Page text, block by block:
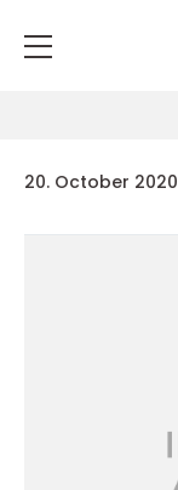
20. October 2020